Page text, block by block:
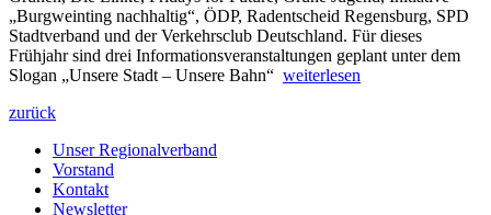
„Burgweinting nachhaltig“, ÖDP, Radentscheid Regensburg, SPD
Stadtverband und der Verkehrsclub Deutschland. Für dieses
Frühjahr sind drei Informationsveranstaltungen geplant unter dem
Slogan „Unsere Stadt – Unsere Bahn“ weiterlesen
zurück
Unser Regionalverband
Vorstand
Kontakt
Newsletter